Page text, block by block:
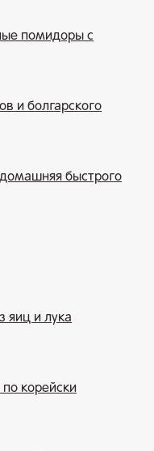
помидоры с
и болгарского
быстрого
яиц и лука
корейски